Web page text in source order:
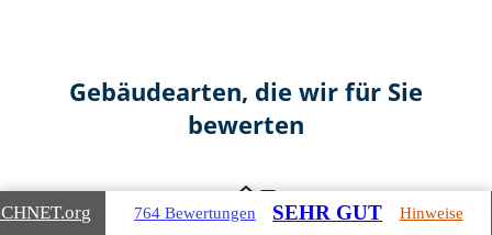
Gebäudearten, die wir für Sie
bewerten
.org 764 Bewertungen SEHR GUT Hinweise